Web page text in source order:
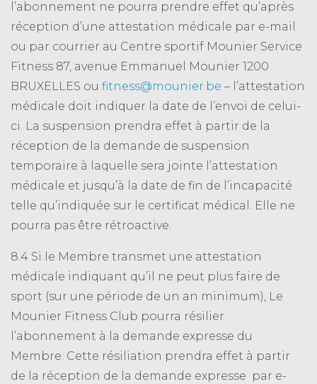
l’abonnement ne pourra prendre effet qu’après
réception d’une attestation médicale par e-mail
ou par courrier au Centre sportif Mounier Service
Fitness 87, avenue Emmanuel Mounier 1200
BRUXELLES ou fitness@mounier.be – l’attestation
médicale doit indiquer la date de l’envoi de celui-
ci. La suspension prendra effet à partir de la
réception de la demande de suspension
temporaire à laquelle sera jointe l’attestation
médicale et jusqu’à la date de fin de l’incapacité
telle qu’indiquée sur le certificat médical. Elle ne
pourra pas être rétroactive.
8.4 Si le Membre transmet une attestation
médicale indiquant qu’il ne peut plus faire de
sport (sur une période de un an minimum), Le
Mounier Fitness Club pourra résilier
l’abonnement à la demande expresse du
Membre. Cette résiliation prendra effet à partir
de la réception de la demande expresse par e-